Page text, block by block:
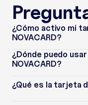
¿Cómo activo mi
NOVACARD?
¿Dónde puedo
NOVACARD?
¿Qué es la tarjeta